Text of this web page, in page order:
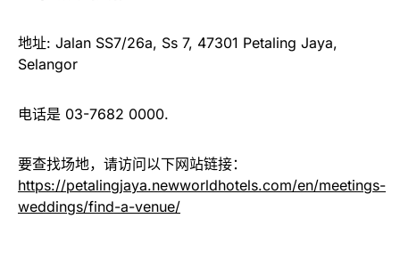
地址: Jalan SS7/26a, Ss 7, 47301 Petaling Jaya,
Selangor
电话是 03-7682 0000.
要查找场地，请访问以下网站链接：
https://petalingjaya.newworldhotels.com/en/meetings-
weddings/find-a-venue/